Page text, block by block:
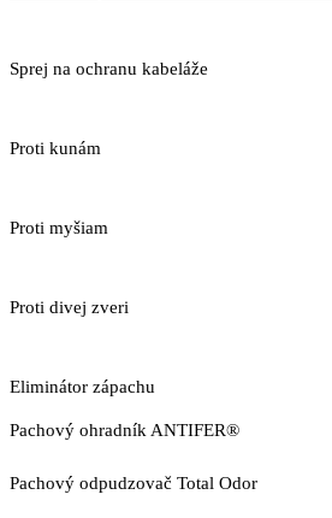
Sprej na ochranu kabeláže
Proti kunám
Proti myšiam
Proti divej zveri
Eliminátor zápachu
Pachový ohradník ANTIFER®
Pachový odpudzovač Total Odor